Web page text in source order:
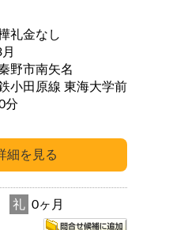
礼金なし
野市南矢名
小田原線 東海大学前
歩 10分
礼 0ヶ月